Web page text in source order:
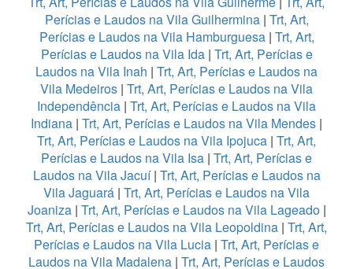
Perícias e Laudos na Vila Guilhermina| Trt, Art,
Perícias e Laudos na Vila Hamburguesa| Trt, Art,
Perícias e Laudos na Vila Ida| Trt, Art, Perícias e
Laudos na Vila Inah | Trt, Art, Perícias e Laudos na
Vila Medeiros | Trt, Art, Perícias e Laudos na Vila
Independência | Trt, Art, Perícias e Laudos na Vila
Indiana | Trt, Art, Perícias e Laudos na Vila Mendes |
Trt, Art, Perícias e Laudos na Vila Ipojuca | Trt, Art,
Perícias e Laudos na Vila Isa | Trt, Art, Perícias e
Laudos na Vila Jacuí| Trt, Art, Perícias e Laudos na
Vila Jaguará | Trt, Art, Perícias e Laudos na Vila
Joaniza| Trt, Art, Perícias e Laudos na Vila Lageado|
Trt, Art, Perícias e Laudos na Vila Leopoldina | Trt, Art,
Perícias e Laudos na Vila Lucia | Trt, Art, Perícias e
Laudos na Vila Madalena | Trt, Art, Perícias e Laudos